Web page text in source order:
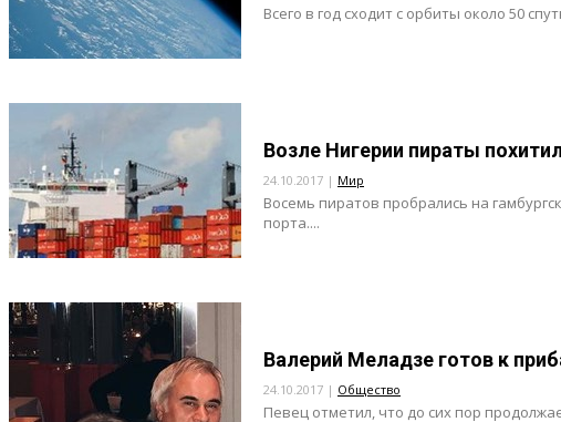
Всего в год сходит с орбиты около 50
Возле Нигерии пираты
24.10.2017 | Мир
Восемь пиратов пробрались на
порта....
Валерий Меладзе готов к
24.10.2017 | Общество
Певец отметил, что до сих пор